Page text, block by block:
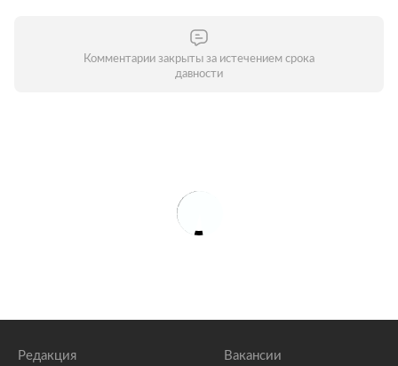
Комментарии закрыты за истечением срока
давности
Редакция Вакансии